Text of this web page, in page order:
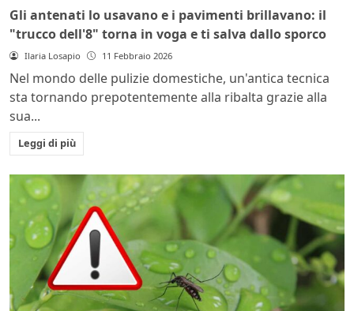
Gli antenati lo usavano e i pavimenti brillavano: il
"trucco dell'8" torna in voga e ti salva dallo sporco
Ilaria Losapio 11 Febbraio 2026
Nel mondo delle pulizie domestiche, un'antica tecnica
sta tornando prepotentemente alla ribalta grazie alla
sua...
Leggi di più